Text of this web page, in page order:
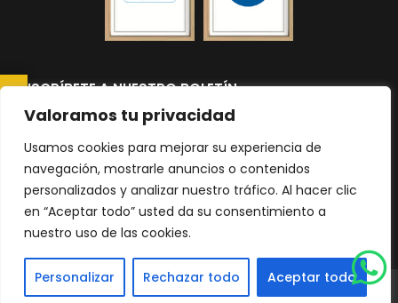
Valoramos tu privacidad
Usamos cookies para mejorar su experiencia de
navegación, mostrarle anuncios o contenidos
personalizados y analizar nuestro tráfico. Al hacer clic
en “Aceptar todo” usted da su consentimiento a
nuestro uso de las cookies.
Personalizar Rechazar todo Aceptar todo
SUSCRÍBETE A NUESTRO BOLETÍN
Suscríbete a nuestro boletín para recibir las últimas noticias y
Please
leave
this
field
Política de Privacidad
© 2026 Todos los derechos reservados Encimeras Malaga